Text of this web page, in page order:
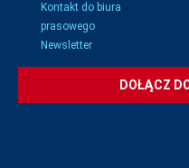
Kontakt do biura
prasowego
Newsletter
DOŁĄCZ